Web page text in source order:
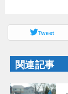
き
す
し
い
ウ
ン
ド
ウ
で
き
Tweet
関連記事